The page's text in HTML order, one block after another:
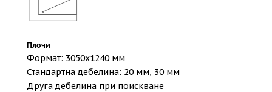
Плочи
Формат: 3050х1240 мм
Стандартна дебелина: 20 мм, 30 мм
Друга дебелина при поискване